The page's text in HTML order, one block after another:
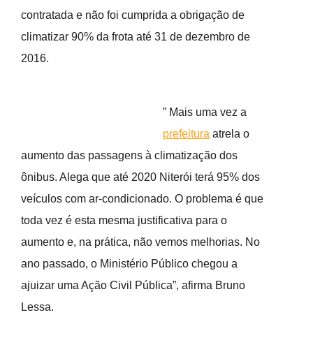
contratada e não foi cumprida a obrigação de
climatizar 90% da frota até 31 de dezembro de
2016.
” Mais uma vez a
prefeitura atrela o
aumento das passagens à climatização dos
ônibus. Alega que até 2020 Niterói terá 95% dos
veículos com ar-condicionado. O problema é que
toda vez é esta mesma justificativa para o
aumento e, na prática, não vemos melhorias. No
ano passado, o Ministério Público chegou a
ajuizar uma Ação Civil Pública”, afirma Bruno
Lessa.